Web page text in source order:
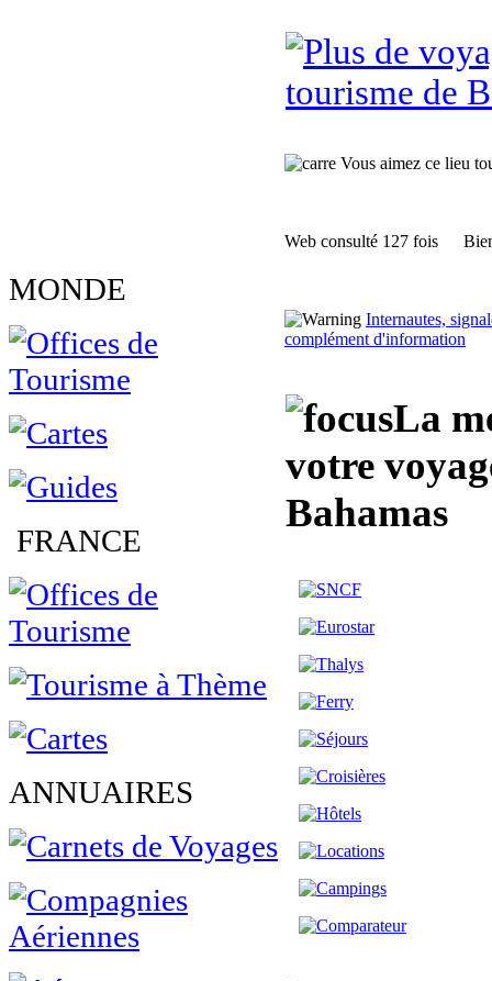
MONDE
FRANCE
ANNUAIRES
tourisme de
Vous aimez ce lieu
Web consulté 127 fois
Internautes,
complément d'information
La
votre
Bahamas